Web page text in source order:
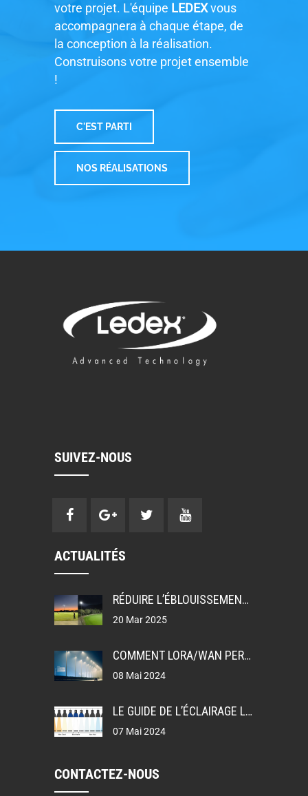
votre projet. L'équipe LEDEXvous
accompagnera à chaque étape, de
la conception à la réalisation.
Construisons votre projet ensemble
!
C'EST PARTI
NOS RÉALISATIONS
SUIVEZ-NOUS
ACTUALITÉS
RÉDUIRE L’ÉBLOUISSEMENT: UGR, GR ET TI DANS LA CONCEPTION DE L’ÉCLAIRAGE
20 Mar 2025
COMMENT LORA/WAN PERMET L’ÉCLAIRAGE PUBLIC INTELLIGENT
08 Mai 2024
LE GUIDE DE L’ÉCLAIRAGE LEDEX
07 Mai 2024
CONTACTEZ-NOUS